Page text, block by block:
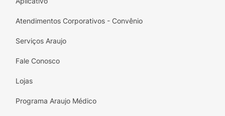
Atendimentos Corporativos - Convênio
Serviços Araujo
Fale Conosco
Lojas
Programa Araujo Médico